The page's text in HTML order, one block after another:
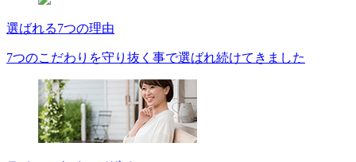
選ばれる7つの理由
7つのこだわりを守り抜く事で選ばれ続けてきました